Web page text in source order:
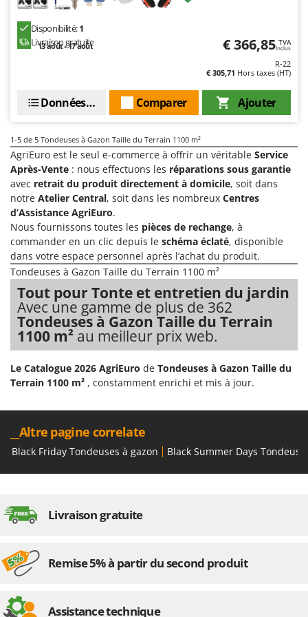
Pulvérisateurs
Pulvérisateurs portés
Rampes de chargement en aluminium
Râpes à fromage électriques
Remplisseuses
Robots nettoyeurs de piscine
Robots Tondeuses
Rogneuses de souches
Rouleaux pour tracteur
S
Scies à os
Scies à Ruban
Scies alternatives à batterie
Scies de jardin télescopiques
Sécateurs électriques à batterie
Sécateurs et Échenilloirs manuels
Socs pour tracteur
Souffleurs aspirateurs pour Feuilles
Soufreuses - Poudreuses à dos
Taille-haies à bras pour tracteur
GRIFO
GVS
GYS
Henx
HiKOKI
Honda
I
Idromatic
Il-Tec
Imperia
Infaco
Intec
Intex
Italyco
ITM
K
KAAZ
Karcher
Keter
Komo
L
Laica
Disponibilité:1
Livraison gratuite
13 août - 17 août € 366,85 TVA
Inclus
R-22
€ 305,71 Hors taxes (HT)
Ajouter
Comparer
Données techniques
1-5 de 5 Tondeuses à Gazon Taille du Terrain 1100 m²
AgriEuro est le seul e-commerce à offrir un véritable Service
Après-Vente : nous effectuons les réparations sous garantie
avec retrait du produit directement à domicile, soit dans
notre Atelier Central, soit dans les nombreux Centres
d’Assistance AgriEuro.
Nous fournissons toutes les pièces de rechange, à
commander en un clic depuis le schéma éclaté, disponible
dans votre espace personnel après l’achat du produit.
Tondeuses à Gazon Taille du Terrain 1100 m²
Tout pour Tonte et entretien du jardin
Avec une gamme de plus de 362
Tondeuses à Gazon Taille du Terrain
1100 m² au meilleur prix web.
Le Catalogue 2026 AgriEuro de Tondeuses à Gazon Taille du
Terrain 1100 m² , constamment enrichi et mis à jour.
__Altre pagine correlate
Black Friday Tondeuses à gazon Black Summer Days
Livraison gratuite
Remise 5% à partir du second produit
Assistance technique